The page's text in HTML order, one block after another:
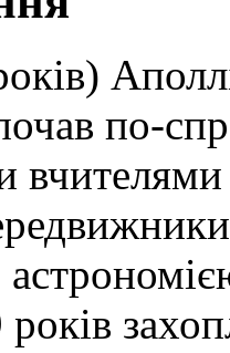
по-